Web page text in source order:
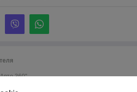
360"